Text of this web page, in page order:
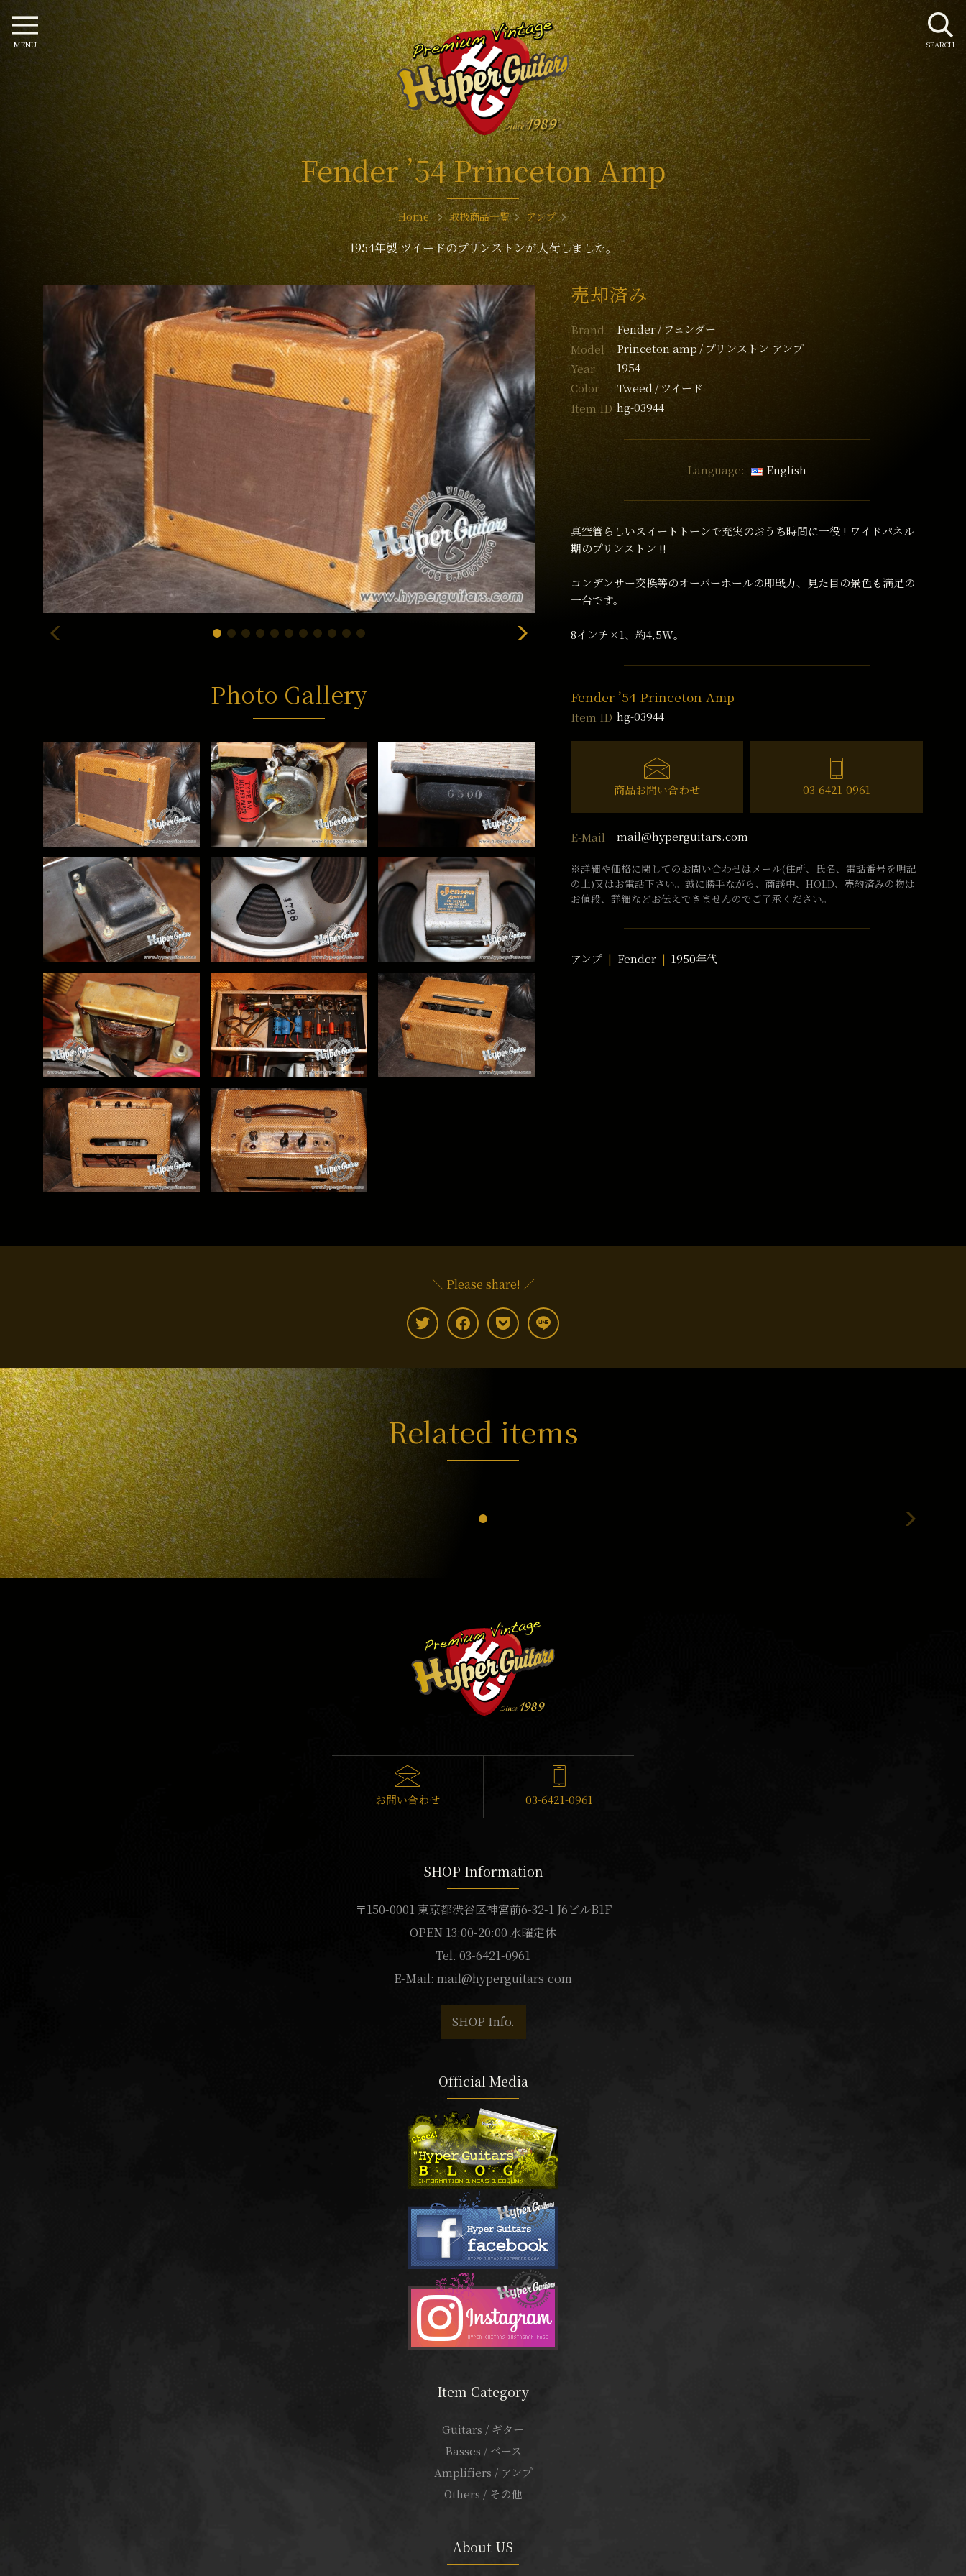
Fender ’54 Princeton Amp
Home 取扱商品一覧 アンプ
1954年製 ツイードのプリンストンが入荷しました。
売却済み
Brand Fender
フェンダー
Model
Princeton amp
プリンストン アンプ
Year
1954
Color
Tweed
ツイード
Item ID hg-03944
Language: English
真空管らしいスイートトーンで充実のおうち時間に一役 ! ワイドパネル
期のプリンストン !!
コンデンサー交換等のオーバーホールの即戦力、見た目の景色も満足の
一台です。
8インチ×1、約4,5W。
Fender ’54 Princeton Amp
Item ID hg-03944
商品お問い合わせ 03-6421-0961
E-Mail mail@hyperguitars.com
※詳細や価格に関してのお問い合わせはメール(住所、氏名、電話番号を明記
の上)又はお電話下さい。誠に勝手ながら、商談中、HOLD、売約済みの物は
お値段、詳細などお伝えできませんのでご了承ください。
アンプ Fender 1950年代
Photo Gallery
＼ Please share! ／
Related items
SEARCH
MENU
お問い合わせ 03-6421-0961
SHOP Information
〒150-0001 東京都渋谷区神宮前6-32-1 J6ビルB1F
OPEN 13:00-20:00 水曜定休
Tel. 03-6421-0961
E-Mail: mail@hyperguitars.com
SHOP Info.
Official Media
Item Category
Guitars / ギター
Basses / ベース
Amplifiers / アンプ
Others / その他
About US